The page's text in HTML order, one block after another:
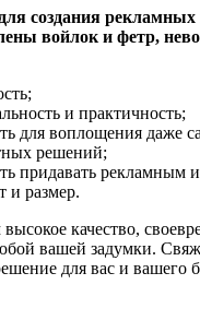
создания рекламных
войлок и фетр,
и практичность;
для воплощения даже
решений;
придавать рекламным
и размер.
качество,
вашей задумки.
для вас и вашего